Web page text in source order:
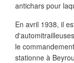
antichars pour
En avril 1938, il
le
stationne à